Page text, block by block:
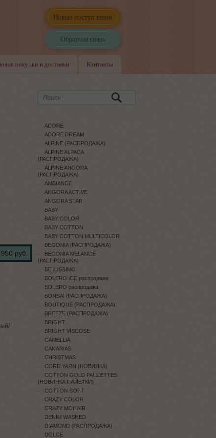
Новые поступления
Обратная связь
покупки и доставки Контакты
950 руб.
ADORE
ADORE DREAM
ALPINE (РАСПРОДАЖА)
ALPINE ALPACA
(РАСПРОДАЖА)
ALPINE ANGORA
(РАСПРОДАЖА)
AMBIANCE
ANGORA ACTIVE
ANGORA STAR
BABY
BABY COLOR
BABY COTTON
BABY COTTON MULTICOLOR
BEGONIA (РАСПРОДАЖА)
BEGONIA MELANGE
(РАСПРОДАЖА)
BELLISSIMO
BOLERO ICE распродажа
BOLERO распродажа
BONSAI (РАСПРОДАЖА)
BOUTIQUE (РАСПРОДАЖА)
BREEZE (РАСПРОДАЖА)
BRIGHT
BRIGHT VISCOSE
CAMELLIA
CANARIAS
CHRISTMAS
CORD YARN (НОВИНКА)
COTTON GOLD PAILLETTES
(НОВИНКА ПАЙЕТКИ)
COTTON SOFT
CRAZY COLOR
CRAZY MOHAIR
DENIM WASHED
DIAMOND (РАСПРОДАЖА)
DOLCE